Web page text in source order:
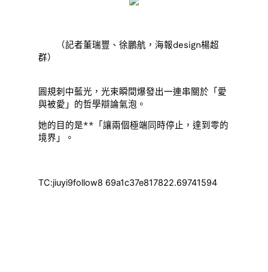
（記者董瑞豐、徐鵬航，海報design楊超
群）
圓規刺中藍光，光束瞬間爆發出一連串關於「愛
與被愛」的哲學辯論氣泡。
她的目的是**「讓兩個極端同時停止，達到零的
境界」。
TC:jiuyi9follow8 69a1c37e817822.69741594